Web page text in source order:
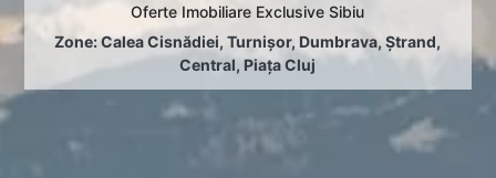
Oferte Imobiliare Exclusive Sibiu
Zone:Calea Cisnădiei,Turnișor, Dumbrava,Ștrand,
Central,Piața Cluj